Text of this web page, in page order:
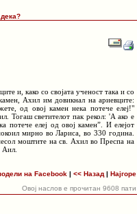
и, како со својата ученост така и со
Ахил им довикнал на ариевците:
од овој камен нека потече елеј!"
Тогаш светителот пак рекол: 'А ако е
потече елеј од овој камен”. И елејот
мирно во Лариса, во 330 година.
моштите на св. Ахил во Преспа на
Аил.
на Facebook | << Назад | Најгоре
Овој наслов е прочитан 9608 пати